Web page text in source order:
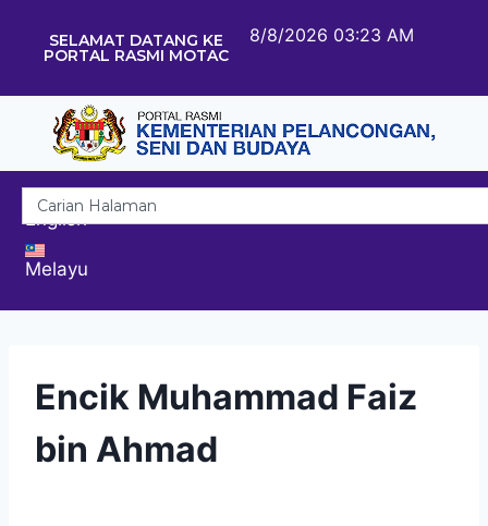
SELAMAT DATANG KE
PORTAL RASMI MOTAC
8/8/2026 03:23 AM
English
Melayu
Encik Muhammad Faiz
bin Ahmad